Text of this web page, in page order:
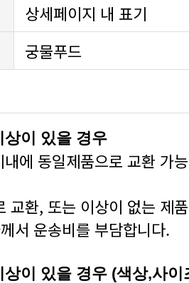
상세페이지 내 표기
궁물푸드
상이 있을 경우
에 동일제품으로 교환 가
교환, 또는 이상이 없는 제
서 운송비를 부담합니다.
상이 있을 경우 (색상,사